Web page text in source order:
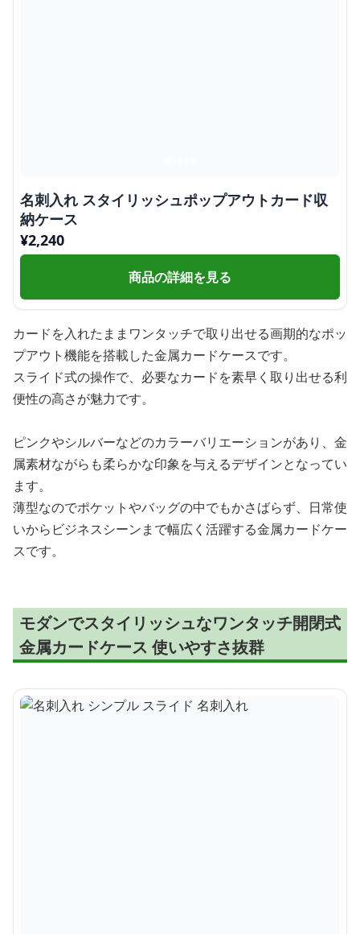
名刺入れ スタイリッシュポップアウトカード収
納ケース
¥2,240
商品の詳細を見る
カードを入れたままワンタッチで取り出せる画期的なポッ
プアウト機能を搭載した金属カードケースです。
スライド式の操作で、必要なカードを素早く取り出せる利
便性の高さが魅力です。
ピンクやシルバーなどのカラーバリエーションがあり、金
属素材ながらも柔らかな印象を与えるデザインとなってい
ます。
薄型なのでポケットやバッグの中でもかさばらず、日常使
いからビジネスシーンまで幅広く活躍する金属カードケー
スです。
モダンでスタイリッシュなワンタッチ開閉式
金属カードケース 使いやすさ抜群